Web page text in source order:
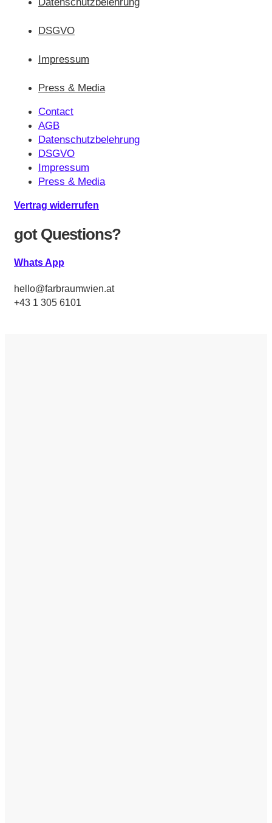
DSGVO
Impressum
Press & Media
Contact
AGB
Datenschutzbelehrung
DSGVO
Impressum
Press & Media
Vertrag widerrufen
got Questions?
Whats App
hello@farbraumwien.at
+43 1 305 6101